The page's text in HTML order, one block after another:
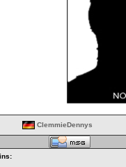
ClemmieDennys